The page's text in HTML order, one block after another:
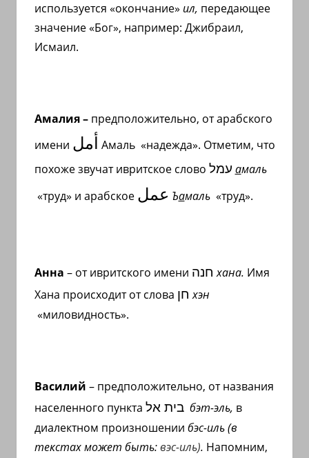
используется «окончание» ил, передающее
значение «Бог», например: Джибраил,
Исмаил.
Амалия – предположительно, от арабского
имени أمل Амаль «надежда». Отметим, что
похоже звучат ивритское слово עמל амаль
«труд» и арабское عمل Ъамаль «труд».
Анна – от ивритского имени חנה хана. Имя
Хана происходит от слова חן хэн
«миловидность».
Василий – предположительно, от названия
населенного пункта בית אל бэт-эль, в
диалектном произношении бэс-иль(в
текстах может быть: вэс-иль). Напомним,